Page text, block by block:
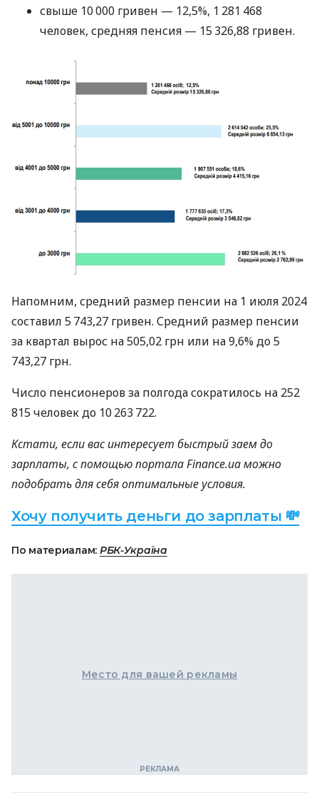
свыше 10 000 гривен — 12,5%, 1 281 468
человек, средняя пенсия — 15 326,88 гривен.
Напомним, средний размер пенсии на 1 июля 2024
составил 5 743,27 гривен. Средний размер пенсии
за квартал вырос на 505,02 грн или на 9,6% до 5
743,27 грн.
Число пенсионеров за полгода сократилось на 252
815 человек до 10 263 722.
Кстати, если вас интересует быстрый заем до
зарплаты, с помощью портала Finance.ua можно
подобрать для себя оптимальные условия.
Хочу получить деньги до зарплаты 💸
По материалам: РБК-Україна
Место для вашей рекламы